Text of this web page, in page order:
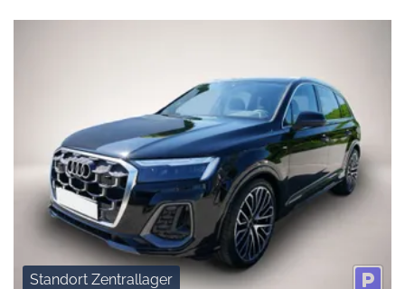
Standort Zentrallager